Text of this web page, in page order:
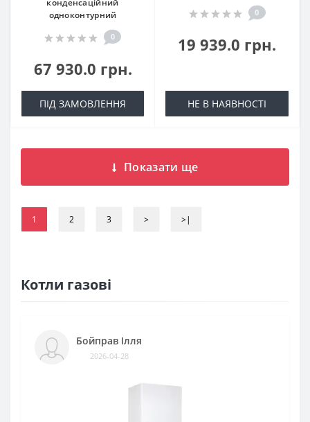
конденсаційний
одноконтурний
0
67 930.0 грн.
ПІД ЗАМОВЛЕННЯ
0
19 939.0 грн.
НЕ В НАЯВНОСТІ
Показати ще
1 2 3 > >|
Котли газові
Бойправ Ілля
2026-04-28